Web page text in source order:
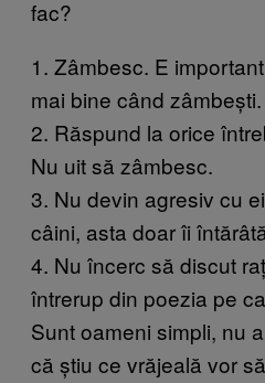
fac?
1. Zâmbesc. E
mai bine când zâmbești.
2. Răspund la orice
Nu uit să zâmbesc.
3. Nu devin agresiv cu
câini, asta doar îi
4. Nu încerc să discut
întrerup din poezia pe
Sunt oameni simpli, nu
că știu ce vrăjeală vor